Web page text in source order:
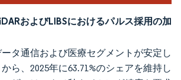
およびLIBSにおけるパルス採用の加
タ通信および医療セグメントが安定し
ら、2025年に63.71%のシェアを維持し